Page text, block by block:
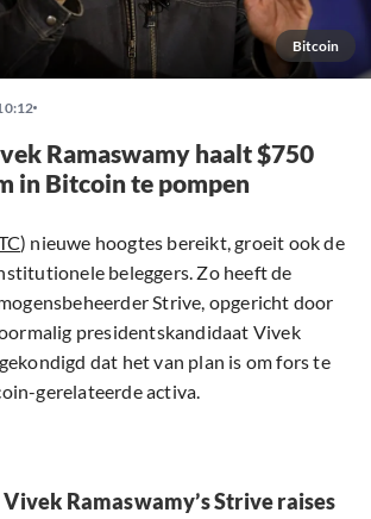
Bitcoin
Ramaswamy haalt $750
in Bitcoin te pompen
) nieuwe hoogtes bereikt, groeit ook de
beleggers. Zo heeft de
Strive, opgericht door
presidentskandidaat Vivek
dat het van plan is om fors te
gerelateerde activa.
Ramaswamy’s Strive raises